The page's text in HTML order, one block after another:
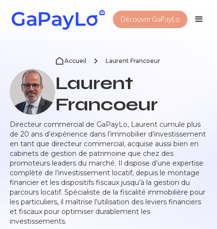
Découvrir GaPayLo
Accueil Laurent Francoeur
Laurent
Francoeur
Directeur commercial de GaPayLo, Laurent cumule plus
de 20 ans d’expérience dans l’immobilier d’investissement
en tant que directeur commercial, acquise aussi bien en
cabinets de gestion de patrimoine que chez des
promoteurs leaders du marché. Il dispose d’une expertise
complète de l’investissement locatif, depuis le montage
financier et les dispositifs fiscaux jusqu’à la gestion du
parcours locatif. Spécialiste de la fiscalité immobilière pour
les particuliers, il maîtrise l’utilisation des leviers financiers
et fiscaux pour optimiser durablement les
investissements.